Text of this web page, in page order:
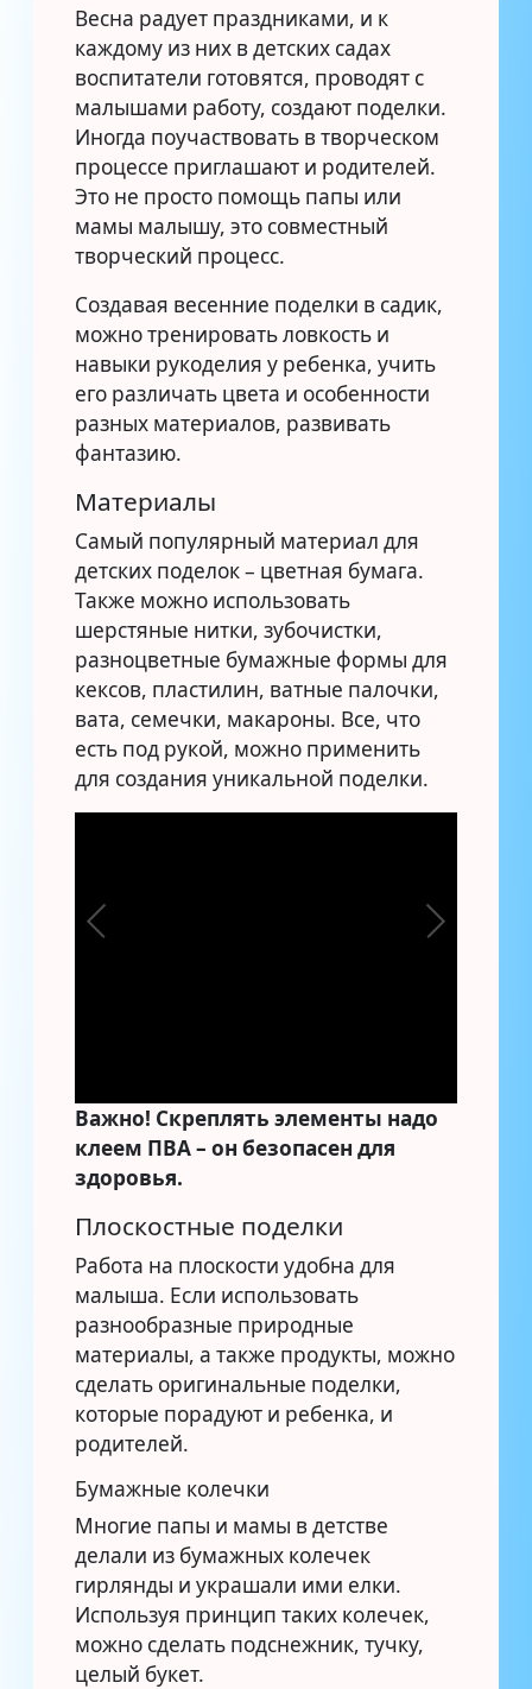
Весна радует праздниками, и к
каждому из них в детских садах
воспитатели готовятся, проводят с
малышами работу, создают поделки.
Иногда поучаствовать в творческом
процессе приглашают и родителей.
Это не просто помощь папы или
мамы малышу, это совместный
творческий процесс.
Создавая весенние поделки в садик,
можно тренировать ловкость и
навыки рукоделия у ребенка, учить
его различать цвета и особенности
разных материалов, развивать
фантазию.
Материалы
Самый популярный материал для
детских поделок – цветная бумага.
Также можно использовать
шерстяные нитки, зубочистки,
разноцветные бумажные формы для
кексов, пластилин, ватные палочки,
вата, семечки, макароны. Все, что
есть под рукой, можно применить
для создания уникальной поделки.
Важно! Скреплять элементы надо
клеем ПВА – он безопасен для
здоровья.
Плоскостные поделки
Работа на плоскости удобна для
малыша. Если использовать
разнообразные природные
материалы, а также продукты, можно
сделать оригинальные поделки,
которые порадуют и ребенка, и
родителей.
Бумажные колечки
Многие папы и мамы в детстве
делали из бумажных колечек
гирлянды и украшали ими елки.
Используя принцип таких колечек,
можно сделать подснежник, тучку,
целый букет.